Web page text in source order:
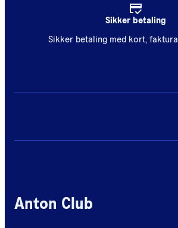
Sikker betaling
Sikker betaling med kort,
Anton Club